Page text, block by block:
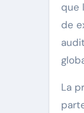
que
de
La